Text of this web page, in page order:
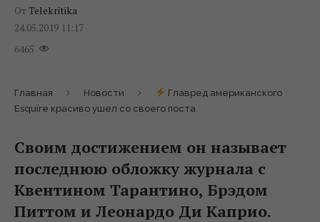
От Telekritika
24.05.2019 11:17
6465
Главная Новости
Главред американского
Esquire красиво ушел со своего поста
Своим достижением он называет
последнюю обложку журнала с
Квентином Тарантино, Брэдом
Питтом и Леонардо Ди Каприо.